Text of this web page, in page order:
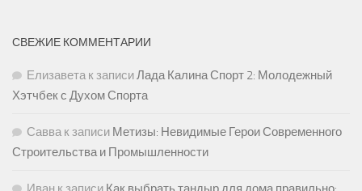
СВЕЖИЕ КОММЕНТАРИИ
Елизаветак записиЛада Калина Спорт 2: Молодежный
Хэтчбек с Духом Спорта
Саввак записи Метизы: Невидимые Герои Современного
Строительства и Промышленности